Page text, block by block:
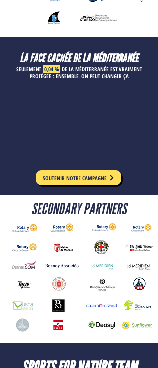
LA FACE CACHÉE DE LA MÉDITERRANÉE
SEULEMENT 0,04 % DE LA MÉDITERRANÉE EST VRAIMENT
PROTÉGÉE : ENSEMBLE, ON PEUT CHANGER ÇA
SOUTENIR NOTRE CAMPAGNE
SECONDARY PARTNERS